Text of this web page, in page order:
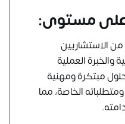
مستوى:
الاستشاريين
والخبرة العملية
مبتكرة ومهنية
الخاصة، مما